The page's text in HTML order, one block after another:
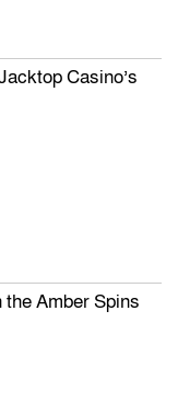
Casino’s
Amber Spins